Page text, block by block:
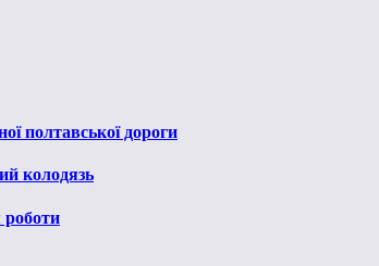
полтавської дороги
колодязь
роботи